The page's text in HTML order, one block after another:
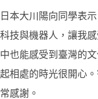
日本大川陽向同學表
科技與機器人，讓我
中也能感受到臺灣的
起相處的時光很開心
常感謝。